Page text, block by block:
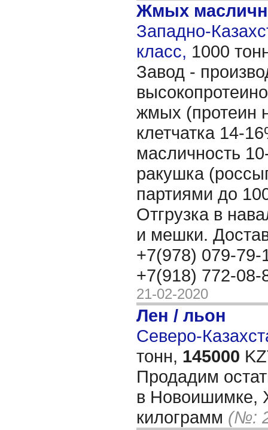
Жмых
Западно-
класс, 1000
Завод -
жмых (протеин
клетчатка 14-
масличность
ракушка
партиями до
Отгрузка в
и мешки.
+7(978) 079-79-
+7(918) 772-08-
21-02-2020
Лен / льон
Северо-
тонн, 145000
Продадим
в Новоишимке,
килограмм (№: